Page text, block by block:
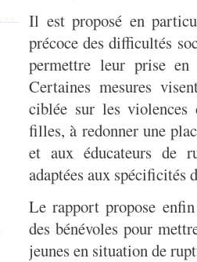
Il est proposé en
précoce des difficultés
permettre leur prise
Certaines mesures
ciblée sur les violences
filles, à redonner une
et aux éducateurs de
adaptées aux spécificités
Le rapport propose
des bénévoles pour
jeunes en situation de